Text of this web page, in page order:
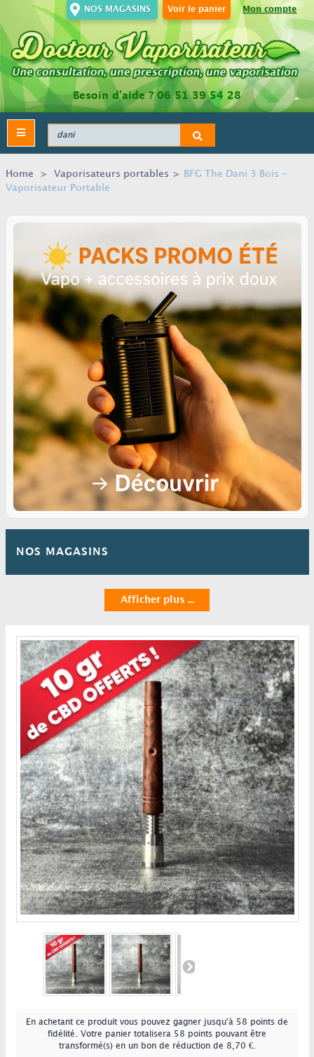
Mon compte
Voir le panier
NOS MAGASINS
Besoin d’aide ?06 51 39 54 28
Toggle
navigation
Home > Vaporisateurs portables >
BFG The Dani 3 Bois -
Vaporisateur Portable
NOS MAGASINS
Afficher plus ...
En achetant ce produit vous pouvez gagner jusqu'à 58 points de
fidélité . Votre panier totalisera 58 points pouvant être
transformé(s) en un bon de réduction de 8,70 €.